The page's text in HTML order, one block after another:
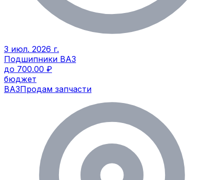
3 июл. 2026 г.
Подшипники ВАЗ
до 700.00 ₽
бюджет
ВАЗПродам запчасти